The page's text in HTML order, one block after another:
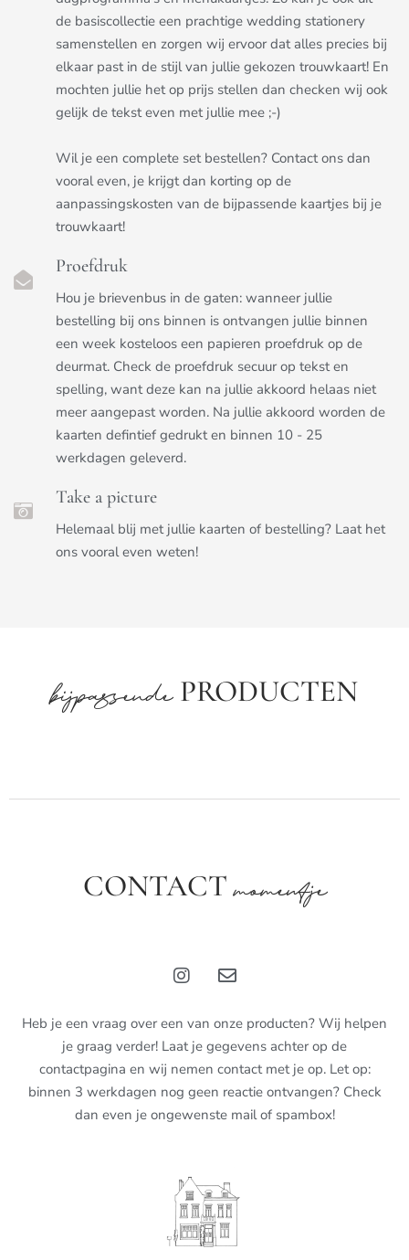
de basiscollectie een prachtige wedding stationery
samenstellen en zorgen wij ervoor dat alles precies bij
elkaar past in de stijl van jullie gekozen trouwkaart! En
mochten jullie het op prijs stellen dan checken wij ook
gelijk de tekst even met jullie mee ;-)
Wil je een complete set bestellen? Contact ons dan
vooral even, je krijgt dan korting op de
aanpassingskosten van de bijpassende kaartjes bij je
trouwkaart!
Proefdruk
Hou je brievenbus in de gaten: wanneer jullie
bestelling bij ons binnen is ontvangen jullie binnen
een week kosteloos een papieren proefdruk op de
deurmat. Check de proefdruk secuur op tekst en
spelling, want deze kan na jullie akkoord helaas niet
meer aangepast worden. Na jullie akkoord worden de
kaarten defintief gedrukt en binnen 10 - 25
werkdagen geleverd.
Take a picture
Helemaal blij met jullie kaarten of bestelling? Laat het
ons vooral even weten!
bijpassendePRODUCTEN
CONTACTmomentje
Heb je een vraag over een van onze producten? Wij helpen
je graag verder! Laat je gegevens achter op de
contactpagina en wij nemen contact met je op. Let op:
binnen 3 werkdagen nog geen reactie ontvangen? Check
dan even je ongewenste mail of spambox!